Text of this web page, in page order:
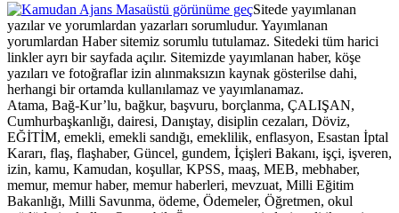
Masaüstü görünüme geçSitede yayımlanan
yazılar ve yorumlardan yazarları sorumludur. Yayımlanan
yorumlardan Haber sitemiz sorumlu tutulamaz. Sitedeki tüm harici
linkler ayrı bir sayfada açılır. Sitemizde yayımlanan haber, köşe
yazıları ve fotoğraflar izin alınmaksızın kaynak gösterilse dahi,
herhangi bir ortamda kullanılamaz ve yayımlanamaz.
Atama, Bağ-Kur’lu, bağkur, başvuru, borçlanma, ÇALIŞAN,
Cumhurbaşkanlığı, dairesi, Danıştay, disiplin cezaları, Döviz,
EĞİTİM, emekli, emekli sandığı, emeklilik, enflasyon, Esastan İptal
Kararı, flaş, flaşhaber, Güncel, gundem, İçişleri Bakanı, işçi, işveren,
izin, kamu, Kamudan, koşullar, KPSS, maaş, MEB, mebhaber,
memur, memur haber, memur haberleri, mevzuat, Milli Eğitim
Bakanlığı, Milli Savunma, ödeme, Ödemeler, Öğretmen, okul